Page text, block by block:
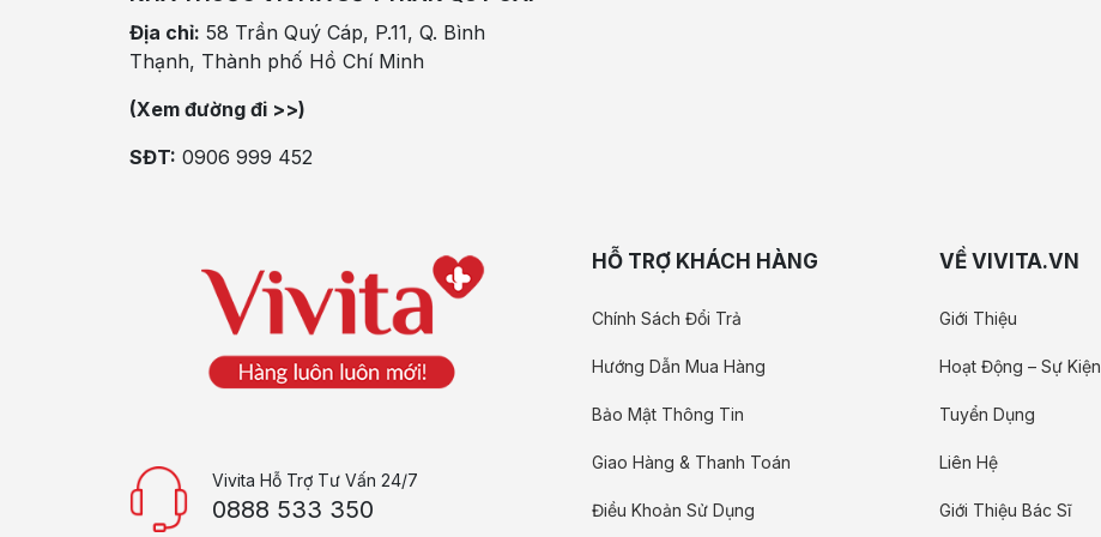
Địa chỉ: 58 Trần Quý Cáp, P.11, Q. Bình
Thạnh, Thành phố Hồ Chí Minh
(Xem đường đi >>)
SĐT: 0906 999 452
Vivita Hỗ Trợ Tư Vấn 24/7
0888 533 350
HỖ TRỢ KHÁCH HÀNG
Chính Sách Đổi Trả
Hướng Dẫn Mua Hàng
Bảo Mật Thông Tin
Giao Hàng & Thanh Toán
Điều Khoản Sử Dụng
VỀ VIVITA.VN
Giới Thiệu
Hoạt Động – Sự Kiện
Tuyển Dụng
Liên Hệ
Giới Thiệu Bác Sĩ